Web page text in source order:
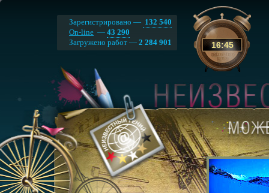
16:45
Зарегистрировано — 132 540
On-line — 43 290
Загружено работ — 2 284 901